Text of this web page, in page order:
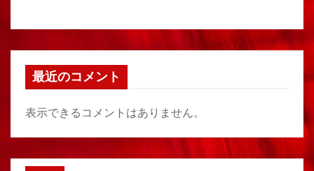
最近のコメント
表示できるコメントはありません。